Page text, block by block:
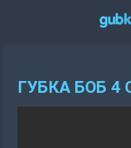
ГУБКА БОБ 4